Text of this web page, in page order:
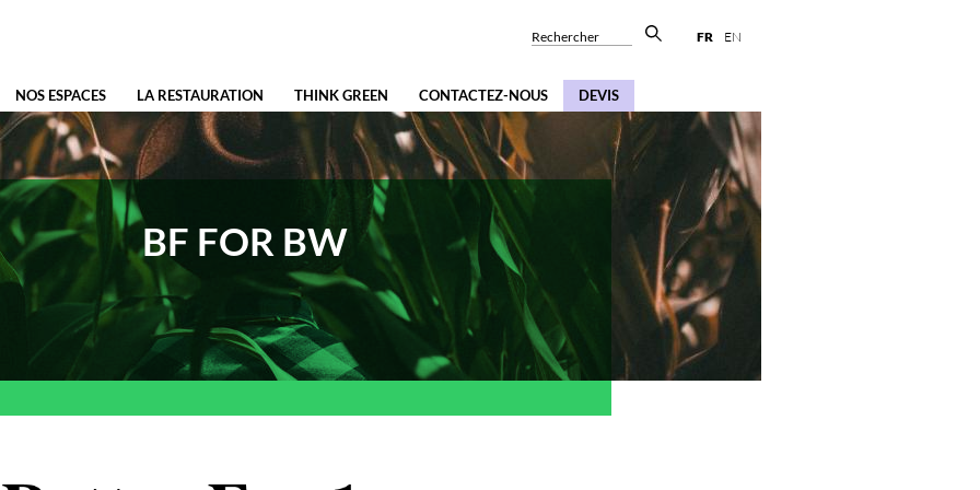
Rechercher FR EN
NOS ESPACES LA RESTAURATION THINK GREEN CONTACTEZ-NOUS DEVIS
BF FOR BW